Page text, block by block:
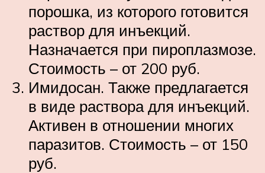
порошка, из которого готовится
раствор для инъекций.
Назначается при пироплазмозе.
Стоимость – от 200 руб.
Имидосан. Также предлагается
в виде раствора для инъекций.
Активен в отношении многих
паразитов. Стоимость – от 150
руб.